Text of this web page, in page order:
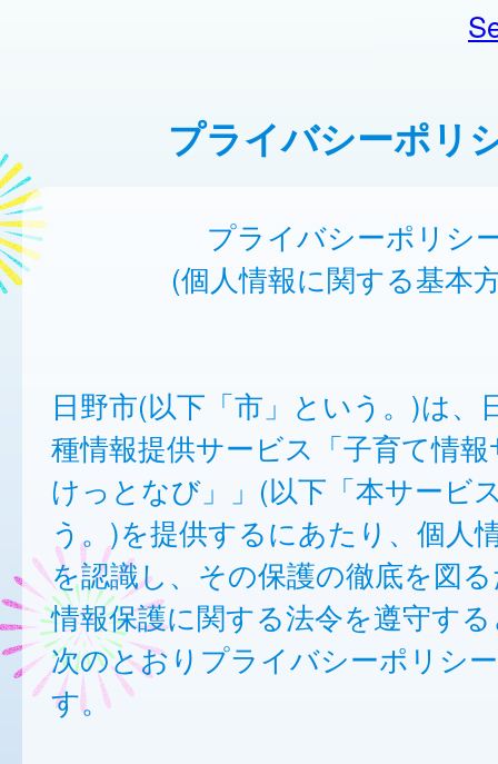
プライバシーポリ
プライバシーポリシ
(個人情報に関する基本
日野市(以下「市」という。)は、
種情報提供サービス「子育て情
けっとなび」」(以下「本サービ
う。)を提供するにあたり、個人
を認識し、その保護の徹底を図
情報保護に関する法令を遵守す
次のとおりプライバシーポリシ
す。